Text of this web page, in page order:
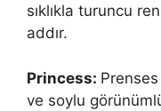
sıklıkla turuncu
addır.
Princess:
ve soylu